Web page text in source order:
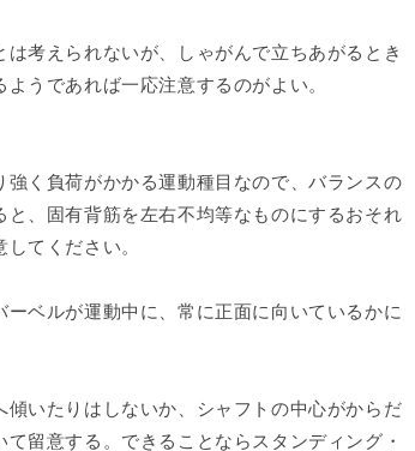
考えられないが、しゃがんで立ちあがるとき
うであれば一応注意するのがよい。
く負荷がかかる運動種目なので、バランスの
、固有背筋を左右不均等なものにするおそれ
てください。
ベルが運動中に、常に正面に向いているかに
いたりはしないか、シャフトの中心がからだ
留意する。できることならスタンディング・